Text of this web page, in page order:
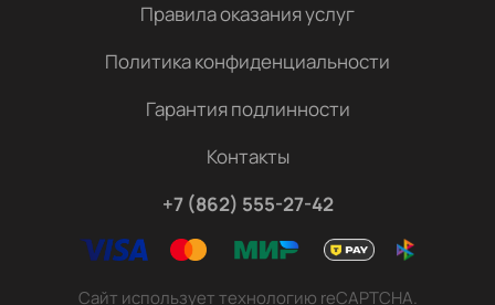
Правила оказания услуг
Политика конфиденциальности
Гарантия подлинности
Контакты
+7 (862) 555-27-42
Сайт использует технологию reCAPTCHA.